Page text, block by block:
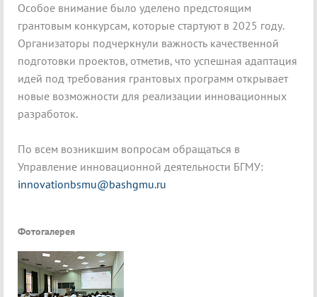
Особое внимание было уделено предстоящим
грантовым конкурсам, которые стартуют в 2025 году.
Организаторы подчеркнули важность качественной
подготовки проектов, отметив, что успешная адаптация
идей под требования грантовых программ открывает
новые возможности для реализации инновационных
разработок.
По всем возникшим вопросам обращаться в
Управление инновационной деятельности БГМУ:
innovationbsmu@bashgmu.ru
Фотогалерея